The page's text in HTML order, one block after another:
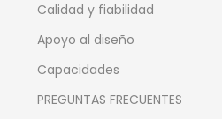
Calidad y fiabilidad
Apoyo al diseño
Capacidades
PREGUNTAS FRECUENTES